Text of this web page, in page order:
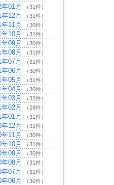
01月 （31件）
12月 （31件）
11月 （30件）
10月 （31件）
09月 （30件）
08月 （31件）
07月 （31件）
06月 （30件）
05月 （31件）
04月 （30件）
03月 （32件）
02月 （28件）
01月 （31件）
12月 （31件）
11月 （30件）
10月 （31件）
09月 （30件）
08月 （31件）
07月 （31件）
06月 （30件）